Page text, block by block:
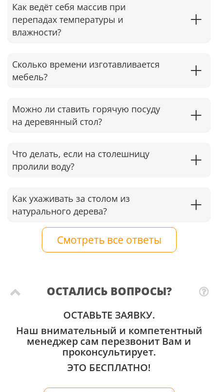
Как ведёт себя массив при
перепадах температуры и
влажности?
Сколько времени изготавливается
мебель?
Можно ли ставить горячую посуду
на деревянный стол?
Что делать, если на столешницу
пролили воду?
Как ухаживать за столом из
натурального дерева?
Смотреть все ответы
ОСТАЛИСЬ ВОПРОСЫ?
ОСТАВЬТЕ ЗАЯВКУ.
Наш внимательный и компетентный
менеджер сам перезвонит Вам и
проконсультирует.
ЭТО БЕСПЛАТНО!